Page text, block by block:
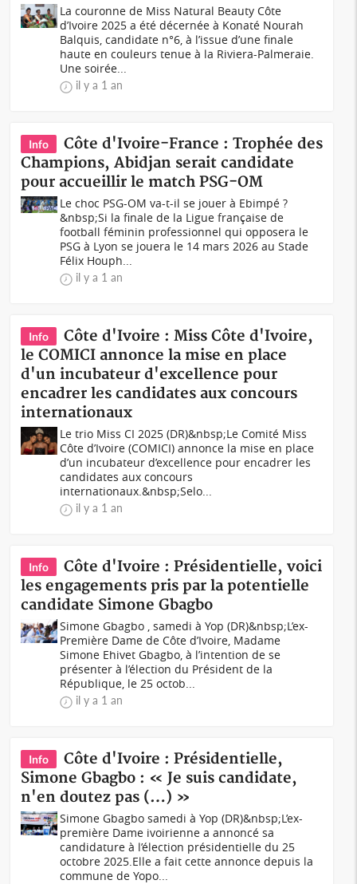
La couronne de Miss Natural Beauty Côte
d’Ivoire 2025 a été décernée à Konaté Nourah
Balquis, candidate n°6, à l’issue d’une finale
haute en couleurs tenue à la Riviera-Palmeraie.
Une soirée...
il y a 1 an
Info
Côte d'Ivoire-France : Trophée des
Champions, Abidjan serait candidate
pour accueillir le match PSG-OM
Le choc PSG-OM va-t-il se jouer à Ebimpé ?
&nbsp;Si la finale de la Ligue française de
football féminin professionnel qui opposera le
PSG à Lyon se jouera le 14 mars 2026 au Stade
Félix Houph...
il y a 1 an
Info
Côte d'Ivoire : Miss Côte d'Ivoire,
le COMICI annonce la mise en place
d'un incubateur d'excellence pour
encadrer les candidates aux concours
internationaux
Le trio Miss CI 2025 (DR)&nbsp;Le Comité Miss
Côte d’Ivoire (COMICI) annonce la mise en place
d’un incubateur d’excellence pour encadrer les
candidates aux concours
internationaux.&nbsp;Selo...
il y a 1 an
Info
Côte d'Ivoire : Présidentielle, voici
les engagements pris par la potentielle
candidate Simone Gbagbo
Simone Gbagbo , samedi à Yop (DR)&nbsp;L’ex-
Première Dame de Côte d’Ivoire, Madame
Simone Ehivet Gbagbo, à l’intention de se
présenter à l’élection du Président de la
République, le 25 octob...
il y a 1 an
Info
Côte d'Ivoire : Présidentielle,
Simone Gbagbo : « Je suis candidate,
n'en doutez pas (…) »
Simone Gbagbo samedi à Yop (DR)&nbsp;L’ex-
première Dame ivoirienne a annoncé sa
candidature à l’élection présidentielle du 25
octobre 2025.Elle a fait cette annonce depuis la
commune de Yopo...